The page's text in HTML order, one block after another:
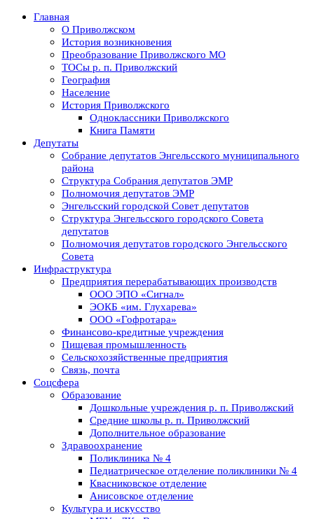
Главная
О Приволжском
История возникновения
Преобразование Приволжского МО
ТОСы р. п. Приволжский
География
Население
История Приволжского
Одноклассники Приволжского
Книга Памяти
Депутаты
Собрание депутатов Энгельсского муниципального
района
Структура Собрания депутатов ЭМР
Полномочия депутатов ЭМР
Энгельсский городской Совет депутатов
Структура Энгельсского городского Совета
депутатов
Полномочия депутатов городского Энгельсского
Совета
Инфраструктура
Предприятия перерабатывающих производств
ООО ЭПО «Сигнал»
ЭОКБ «им. Глухарева»
ООО «Гофротара»
Финансово-кредитные учреждения
Пищевая промышленность
Сельскохозяйственные предприятия
Связь, почта
Соцсфера
Образование
Дошкольные учреждения р. п. Приволжский
Средние школы р. п. Приволжский
Дополнительное образование
Здравоохранение
Поликлиника № 4
Педиатрическое отделение поликлиники № 4
Квасниковское отделение
Анисовское отделение
Культура и искусство